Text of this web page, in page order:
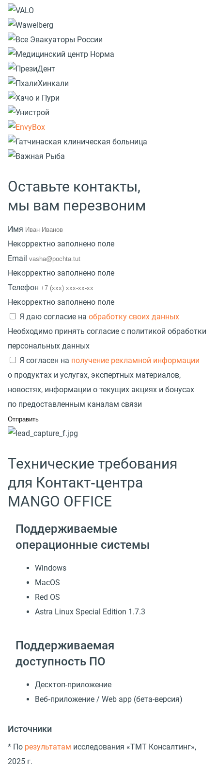
Оставьте контакты,
мы вам перезвоним
Имя
Некорректно заполнено поле
Email
Некорректно заполнено поле
Телефон
Некорректно заполнено поле
Я даю согласие на обработку своих данных
Необходимо принять согласие с политикой обработки
персональных данных
Я согласен на получение рекламной информации
о продуктах и услугах, экспертных материалов,
новостях, информации о текущих акциях и бонусах
по предоставленным каналам связи
Технические требования
для Контакт‑центра
MANGO OFFICE
Поддерживаемые
операционные системы
Windows
MacOS
Red OS
Astra Linux Special Edition 1.7.3
Поддерживаемая
доступность ПО
Десктоп-приложение
Веб‑приложение / Web app (бета-версия)
Источники
* По результатам исследования «TMT Консалтинг»,
2025 г.